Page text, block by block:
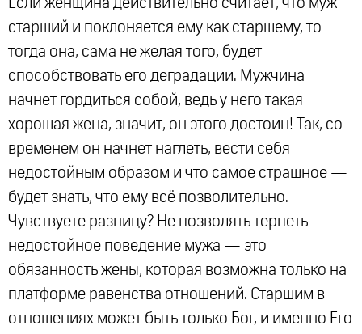
Если женщина действительно считает, что муж
старший и поклоняется ему как старшему, то
тогда она, сама не желая того, будет
способствовать его деградации. Мужчина
начнет гордиться собой, ведь у него такая
хорошая жена, значит, он этого достоин! Так, со
временем он начнет наглеть, вести себя
недостойным образом и что самое страшное —
будет знать, что ему всё позволительно.
Чувствуете разницу? Не позволять терпеть
недостойное поведение мужа — это
обязанность жены, которая возможна только на
платформе равенства отношений. Старшим в
отношениях может быть только Бог, и именно Его